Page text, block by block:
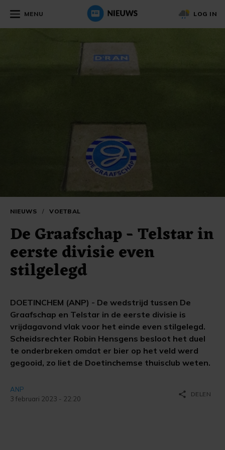
MENU LOG IN
NIEUWS / VOETBAL
De Graafschap - Telstar in
eerste divisie even
stilgelegd
DOETINCHEM (ANP) - De wedstrijd tussen De
Graafschap en Telstar in de eerste divisie is
vrijdagavond vlak voor het einde even stilgelegd.
Scheidsrechter Robin Hensgens besloot het duel
te onderbreken omdat er bier op het veld werd
gegooid, zo liet de Doetinchemse thuisclub weten.
ANP
3 februari 2023 - 22:20
share DELEN